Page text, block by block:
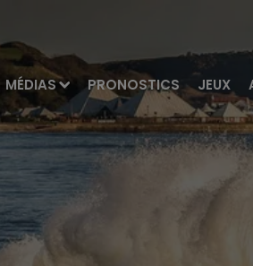
MÉDIAS PRONOSTICS JEUX